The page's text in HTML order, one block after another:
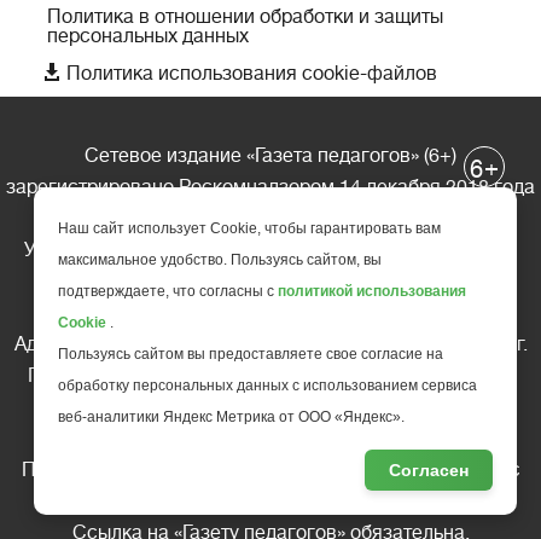
Политика в отношении обработки и защиты
персональных данных
 Политика использования cookie-файлов
Сетевое издание «Газета педагогов» (6+)
зарегистрировано Роскомнадзором 14 декабря 2018 года
Номер свидетельства ЭЛ № ФС77-74596
Учредитель – Инновационный образовательный центр
«Мой университет»
Адрес редакции: 185035 Россия, Республика Карелия, г.
Петрозаводск, ул. Фридриха Энгельса д.10, офис 211
Телефон редакции: +7 (499) 685-10-45
Перепечатка материалов газеты допускается только c
Ссылка на «Газету педагогов» обязательна.
6+
Наш сайт использует Cookie, чтобы гарантировать вам
максимальное удобство. Пользуясь сайтом, вы
подтверждаете, что согласны с политикой использования
Cookie .
Пользуясь сайтом вы предоставляете свое согласие на
обработку персональных данных с использованием сервиса
веб-аналитики Яндекс Метрика от ООО «Яндекс».
Согласен